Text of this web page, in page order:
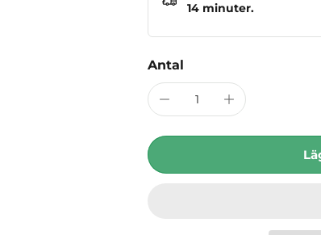
14 minuter.
Antal